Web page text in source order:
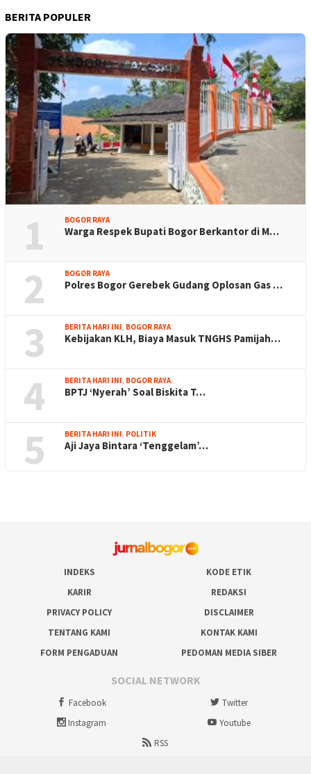
BERITA POPULER
1 BOGOR RAYA
Warga Respek Bupati Bogor Berkantor di M…
2 BOGOR RAYA
Polres Bogor Gerebek Gudang Oplosan Gas …
3 BERITA HARI INI, BOGOR RAYA
Kebijakan KLH, Biaya Masuk TNGHS Pamijah…
4 BERITA HARI INI, BOGOR RAYA
BPTJ ‘Nyerah’ Soal Biskita T…
5 BERITA HARI INI, POLITIK
Aji Jaya Bintara ‘Tenggelam’…
INDEKS
KODE ETIK
KARIR
REDAKSI
PRIVACY POLICY
DISCLAIMER
TENTANG KAMI
KONTAK KAMI
FORM PENGADUAN
PEDOMAN MEDIA SIBER
SOCIAL NETWORK
Facebook
Twitter
Instagram
Youtube
RSS